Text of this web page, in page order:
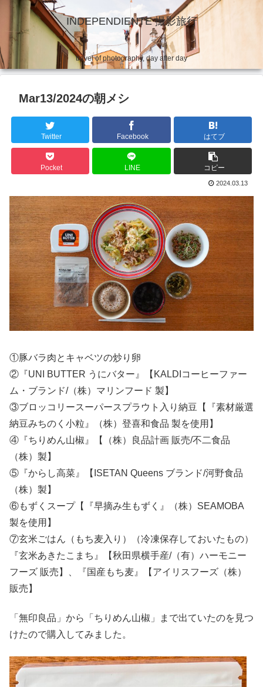
INDEPENDIENTE 撮影旅行
travel of photography, day after day
Mar13/2024の朝メシ
Twitter Facebook はてブ
Pocket LINE コピー
2024.03.13
①豚バラ肉とキャベツの炒り卵
②『UNI BUTTER うにバター』【KALDIコーヒーファー
ム・ブランド/（株）マリンフード 製】
③ブロッコリースーパースプラウト入り納豆【『素材厳選
納豆みちのく小粒』（株）登喜和食品 製を使用】
④『ちりめん山椒』【（株）良品計画 販売/不二食品
（株）製】
⑤『からし高菜』【ISETAN Queens ブランド/河野食品
（株）製】
⑥もずくスープ【『早摘み生もずく』（株）SEAMOBA
製を使用】
⑦玄米ごはん（もち麦入り）（冷凍保存しておいたもの）
『玄米あきたこまち』【秋田県横手産/（有）ハーモニー
フーズ 販売】、『国産もち麦』【アイリスフーズ（株）
販売】
「無印良品」から「ちりめん山椒」まで出ていたのを見つ
けたので購入してみました。